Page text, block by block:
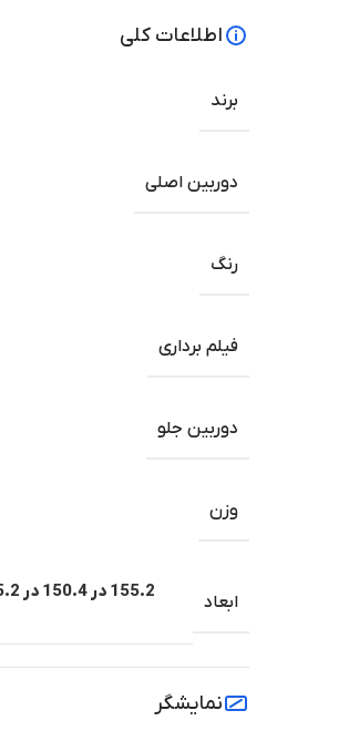
اطلاعات کلی
برند
دوربین اصلی
رنگ
فیلم برداری
دوربین جلو
وزن
ابعاد
نمایشگر